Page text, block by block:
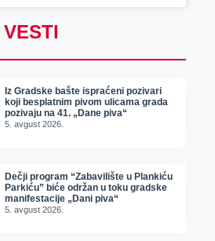
Iz Gradske bašte ispraćeni pozivari
koji besplatnim pivom ulicama grada
pozivaju na 41. „Dane piva“
5. avgust 2026.
Dečji program “Zabavilište u Plankiću
Parkiću” biće održan u toku gradske
manifestacije „Dani piva“
5. avgust 2026.